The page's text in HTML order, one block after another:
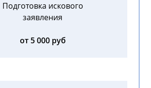
Подготовка искового
заявления
от 5 000 руб